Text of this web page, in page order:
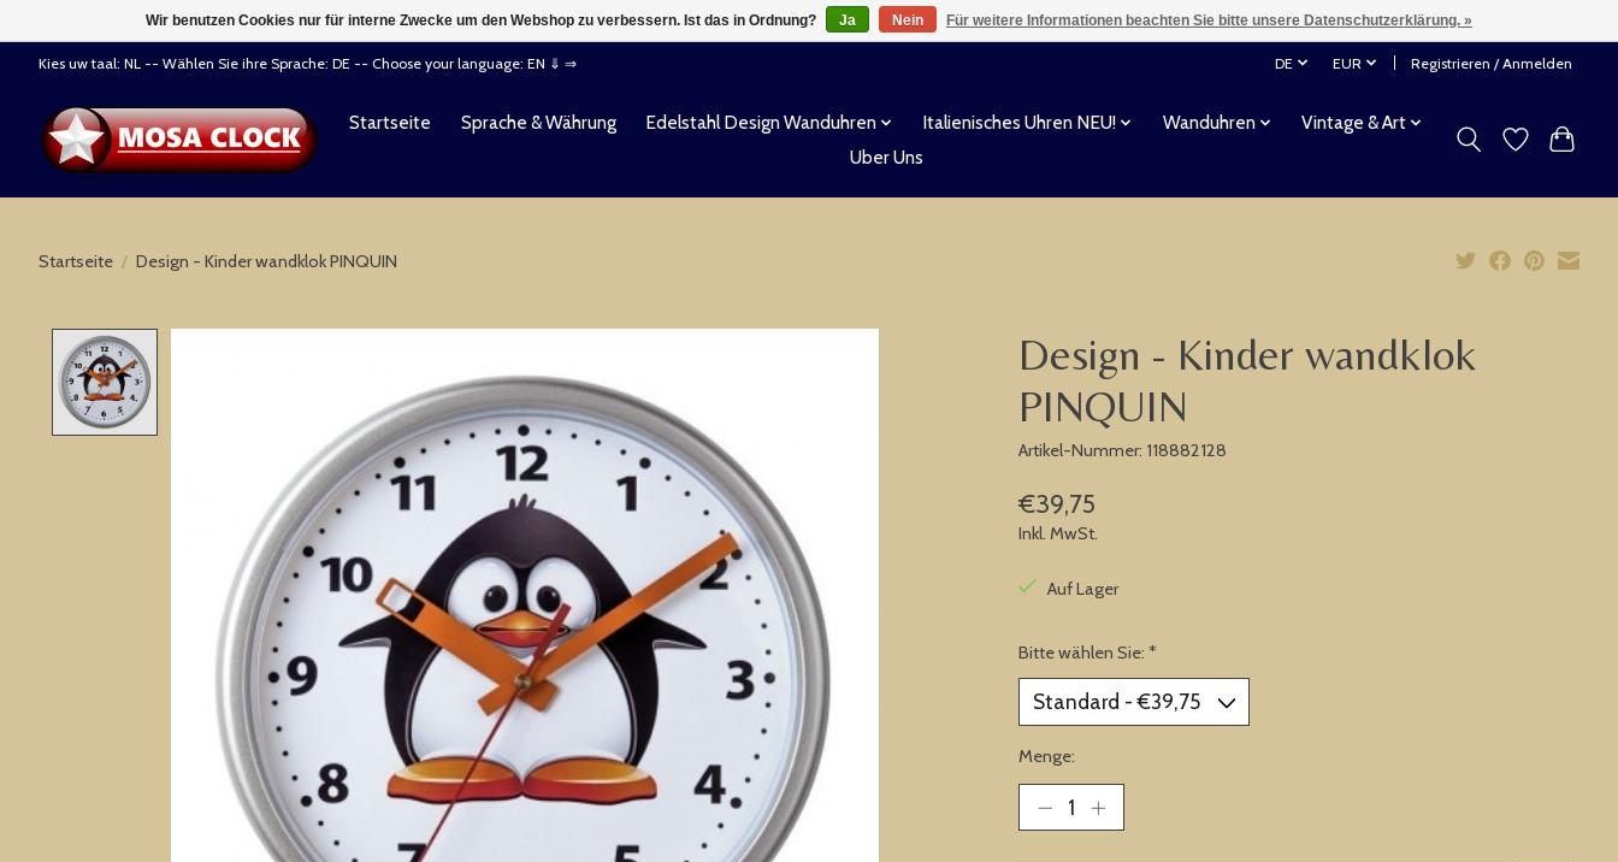
Kies uw taal: NL -- Wählen Sie ihre Sprache: DE -- Choose your language: EN ⇓ ⇒ DE EUR Registrieren / Anmelden
Startseite Sprache & Währung Edelstahl Design Wanduhren Italienisches Uhren NEU! Wanduhren
Vintage & Art
Uber Uns
Startseite / Design - Kinder wandklok PINQUIN
Design - Kinder wandklok
PINQUIN
Artikel-Nummer: 118882128
€39,75
Inkl. MwSt.
Auf Lager
Bitte wählen Sie: *
Menge:
Wir benutzen Cookies nur für interne Zwecke um den Webshop zu verbessern. Ist das in Ordnung? Ja Nein Für weitere Informationen beachten Sie bitte unsere Datenschutzerklärung. »